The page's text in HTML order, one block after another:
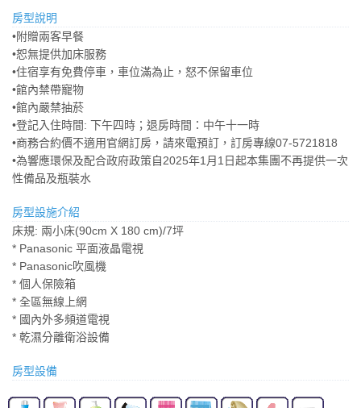
房型說明
•附贈兩客早餐
•恕無提供加床服務
•住宿享有免費停車，車位滿為止，怒不保留車位
•館內禁帶寵物
•館內嚴禁抽菸
•登記入住時間: 下午四時；退房時間：中午十一時
•商務合約價不適用官網訂房，請來電預訂，訂房專線07-5721818
•為響應環保及配合政府政策自2025年1月1日起本集團不再提供一次
性備品及瓶裝水
房型設施介紹
床規: 兩小床(90cm X 180 cm)/7坪
* Panasonic 平面液晶電視
* Panasonic吹風機
* 個人保險箱
* 全區無線上網
* 國內外多頻道電視
* 乾濕分離衛浴設備
房型設備